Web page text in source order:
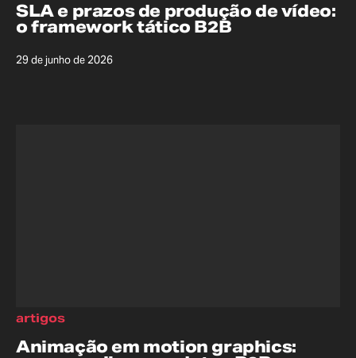
SLA e prazos de produção de vídeo:
o framework tático B2B
29 de junho de 2026
Animação em motion graphics:
artigos